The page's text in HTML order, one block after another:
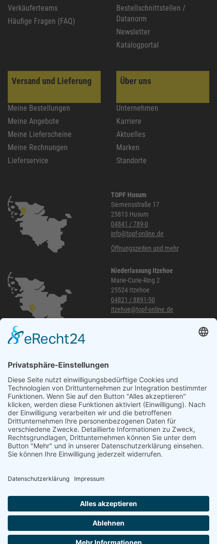
Verkäuferteams
Häufige Fragen (FAQ)
Bestellschnittstellen /
Datanorm
Newsletter
Katalogportal
Versand und Lieferung
Meine Bestellungen
Meine Angebote
Meine Lieferscheine
Meine Rechnungen
Lieferservice
Über uns
Unternehmen
Karriere
Aktuelles
Marken
Standorte
TOPF Husum
Siemensstraße 17
25813 Husum
04841 / 789-0
info@topf-online.de
Öffnungszeiten und mehr
Niederlassung Itzehoe
Marie-Curie-Ring 2
25524 Itzehoe
04821 / 8891-50
itzehoe@topf-online.de
040 / 21 04 04 04-04
glinde@topf-online.de
Öffnungszeiten und mehr
Desktop-Version